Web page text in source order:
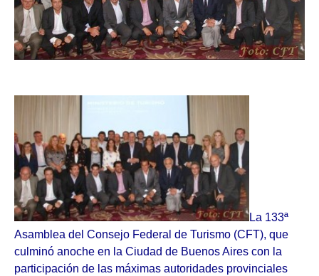
La 133ª
Asamblea del Consejo Federal de Turismo (CFT), que
culminó anoche en la Ciudad de Buenos Aires con la
participación de las máximas autoridades provinciales